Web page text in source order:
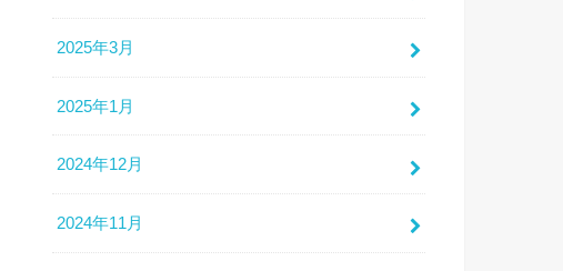
2025年3月
2025年1月
2024年12月
2024年11月